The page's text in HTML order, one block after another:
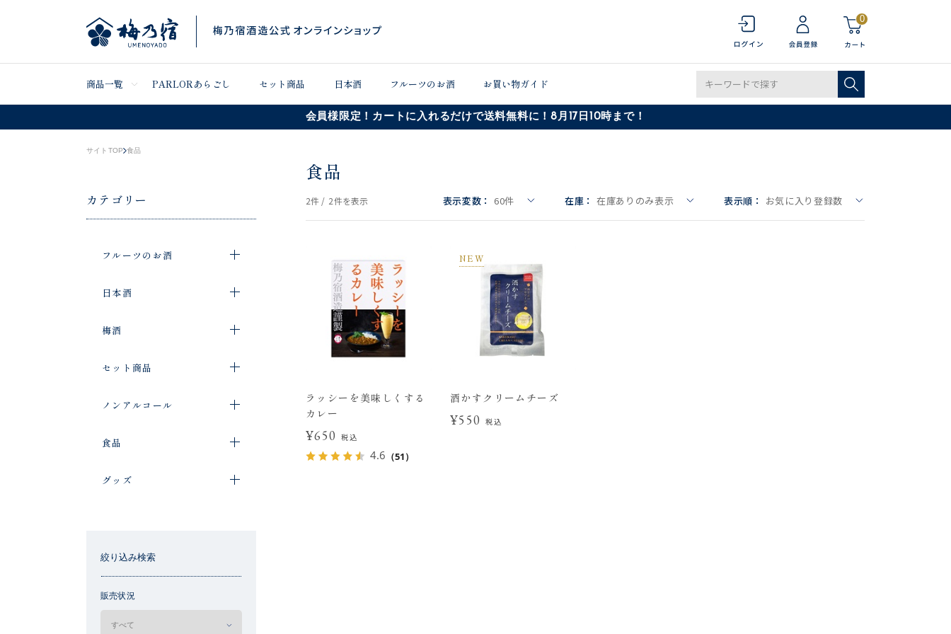
0
商品一覧 PARLORあらごし セット商品 日本酒 フルーツのお酒 お買い物ガイド
会員様限定！カートに入れるだけで送料無料に！8月17日10時まで！
サイトTOP 食品
カテゴリー
フルーツのお酒
日本酒
梅酒
セット商品
ノンアルコール
食品
グッズ
絞り込み検索
販売状況
食品
2件 / 2件を表示 表示変数： 60件 在庫： 在庫ありのみ表示 表示順： お気に入り登録数
ラッシーを美味しくする
カレー
¥650 税込
4.6 （51）
NEW
酒かすクリームチーズ
¥550 税込